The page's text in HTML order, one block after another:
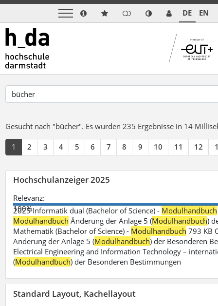
DE EN
Gesucht nach "bücher". Es wurden 235 Ergebnisse in 14
1 2 3 4 5 6 7 8 9 10 11 12
Hochschulanzeiger 2025
Relevanz:
100%
2025 Informatik dual (Bachelor of Science) - Modulhandbuch
Modulhandbuch Änderung der Anlage 5 (Modulhandbuch)
Mathematik (Bachelor of Science) - Modulhandbuch 793 KB
Änderung der Anlage 5 (Modulhandbuch) der Besonderen
Electrical Engineering and Information Technology –
(Modulhandbuch) der Besonderen Bestimmungen
Standard Layout, Kachellayout